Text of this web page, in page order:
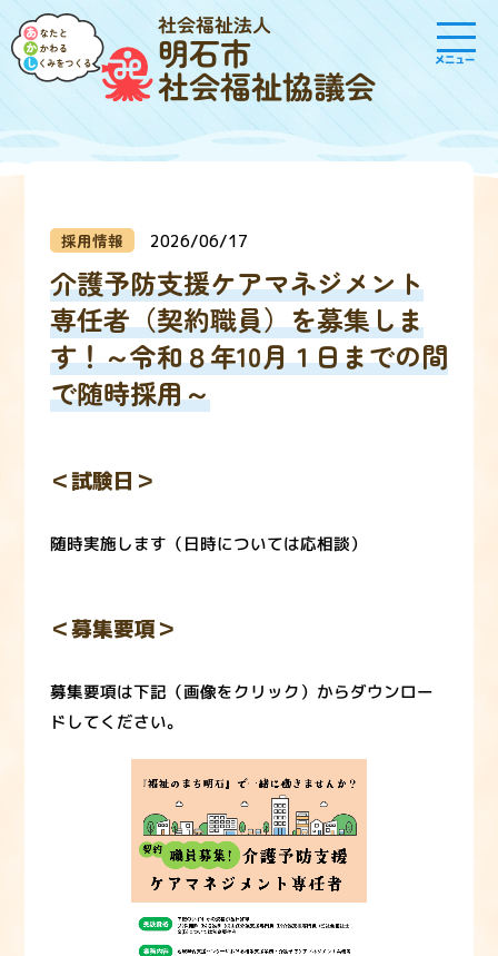
社会福祉法人
明石市
社会福祉協議会
メニュー
採用情報 2026/06/17
介護予防支援ケアマネジメント
専任者（契約職員）を募集しま
す！～令和８年10月１日までの間
で随時採用～
＜試験日＞
随時実施します（日時については応相談）
＜募集要項＞
募集要項は下記（画像をクリック）からダウンロー
ドしてください。